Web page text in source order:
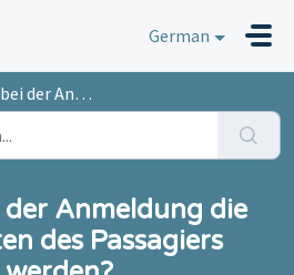
gehen
German
Kontaktdaten des Passagiers ...
der Anmeldung die
des Passagiers